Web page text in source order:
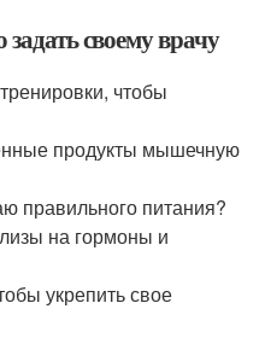
своему врачу
чтобы
продукты мышечную
правильного питания?
на гормоны и
укрепить свое